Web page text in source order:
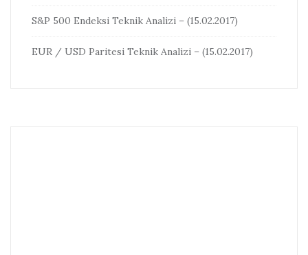
S&P 500 Endeksi Teknik Analizi – (15.02.2017)
EUR / USD Paritesi Teknik Analizi – (15.02.2017)